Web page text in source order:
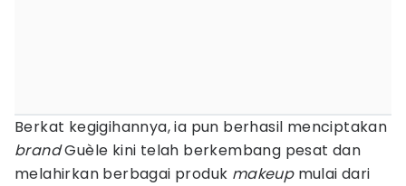
Berkat kegigihannya, ia pun berhasil menciptakan
brandGuèle kini telah berkembang pesat dan
melahirkan berbagai produk makeupmulai dari